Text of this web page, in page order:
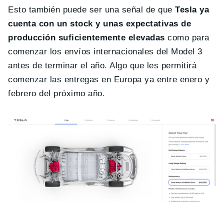
Esto también puede ser una señal de queTesla ya
cuenta con un stock y unas expectativas de
producción suficientemente elevadas como para
comenzar los envíos internacionales del Model 3
antes de terminar el año. Algo que les permitirá
comenzar las entregas en Europa ya entre enero y
febrero del próximo año.